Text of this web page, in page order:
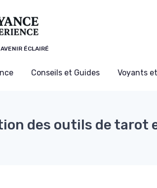
ÉCLAIRÉ
Conseils et Guides Voyants
des outils de tarot